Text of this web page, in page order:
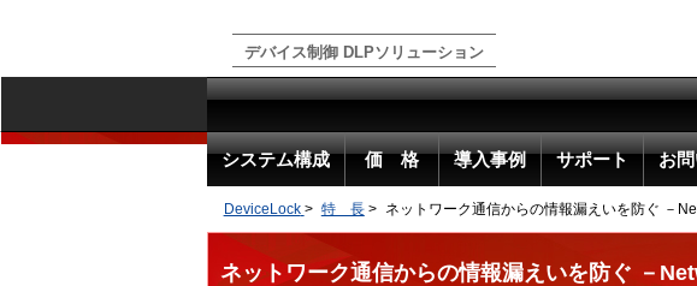
デバイス制御 DLPソリューション
システム構成 価 格 導入事例 サポート お
DeviceLock > 特 長> ネットワーク通信からの情報漏えいを防ぐ －
ネットワーク通信からの情報漏えいを防ぐ －